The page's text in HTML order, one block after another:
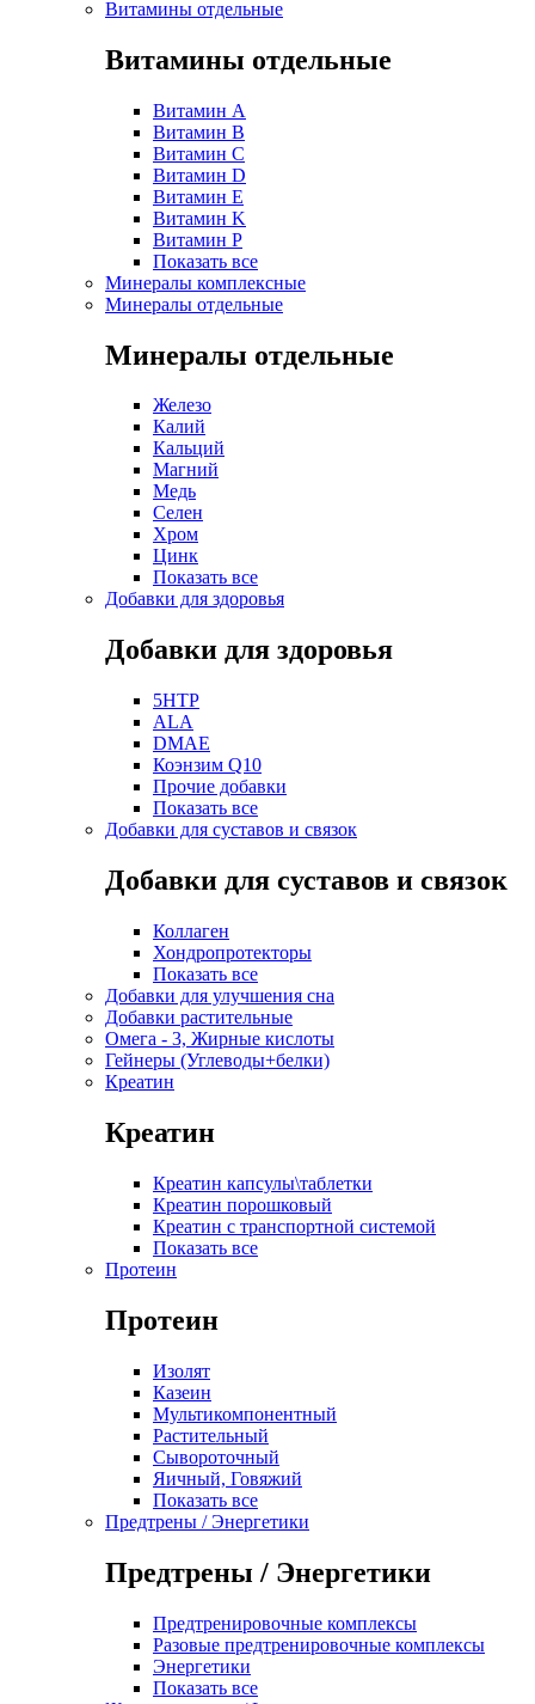
Витамины отдельные
Витамины отдельные
Витамин A
Витамин B
Витамин C
Витамин D
Витамин E
Витамин K
Витамин P
Показать все
Минералы комплексные
Минералы отдельные
Минералы отдельные
Железо
Калий
Кальций
Магний
Медь
Селен
Хром
Цинк
Показать все
Добавки для здоровья
Добавки для здоровья
5HTP
ALA
DMAE
Коэнзим Q10
Прочие добавки
Показать все
Добавки для суставов и связок
Добавки для суставов и связок
Коллаген
Хондропротекторы
Показать все
Добавки для улучшения сна
Добавки растительные
Омега - 3, Жирные кислоты
Гейнеры (Углеводы+белки)
Креатин
Креатин
Креатин капсулы\таблетки
Креатин порошковый
Креатин с транспортной системой
Показать все
Протеин
Протеин
Изолят
Казеин
Мультикомпонентный
Растительный
Сывороточный
Яичный, Говяжий
Показать все
Предтрены / Энергетики
Предтрены / Энергетики
Предтренировочные комплексы
Разовые предтренировочные комплексы
Энергетики
Показать все